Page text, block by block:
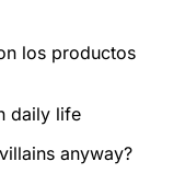
los productos
daily life
anyway?